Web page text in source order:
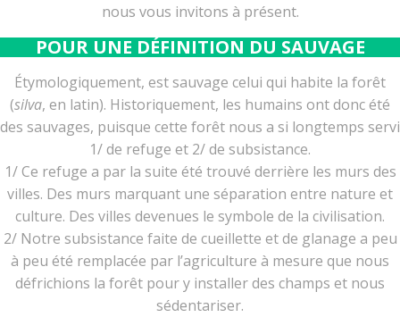
nous vous invitons à présent.
POUR UNE DÉFINITION DU SAUVAGE
Étymologiquement, est sauvage celui qui habite la forêt
(silva, en latin). Historiquement, les humains ont donc été
des sauvages, puisque cette forêt nous a si longtemps servi
1/ de refuge et 2/ de subsistance.
1/ Ce refuge a par la suite été trouvé derrière les murs des
villes. Des murs marquant une séparation entre nature et
culture. Des villes devenues le symbole de la civilisation.
2/ Notre subsistance faite de cueillette et de glanage a peu
à peu été remplacée par l’agriculture à mesure que nous
défrichions la forêt pour y installer des champs et nous
sédentariser.